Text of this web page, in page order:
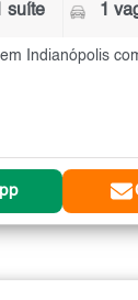
suíte 1
Indianópolis